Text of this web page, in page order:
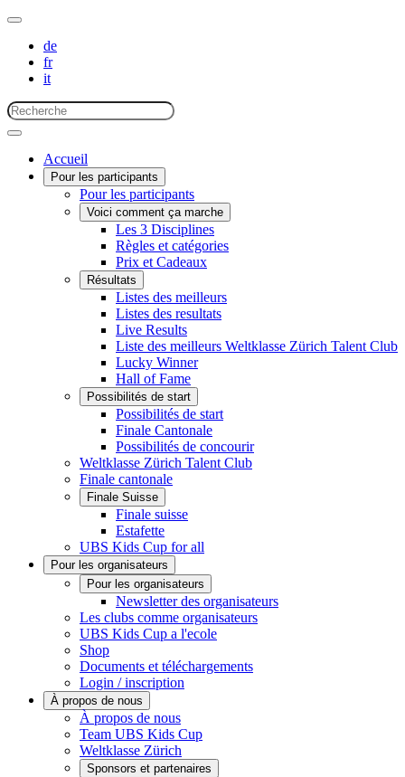
de
fr
it
Accueil
Pour les participants
Pour les participants
Voici comment ça marche
Les 3 Disciplines
Règles et catégories
Prix et Cadeaux
Résultats
Listes des meilleurs
Listes des resultats
Live Results
Liste des meilleurs Weltklasse Zürich Talent Club
Lucky Winner
Hall of Fame
Possibilités de start
Possibilités de start
Finale Cantonale
Possibilités de concourir
Weltklasse Zürich Talent Club
Finale cantonale
Finale Suisse
Finale suisse
Estafette
UBS Kids Cup for all
Pour les organisateurs
Pour les organisateurs
Newsletter des organisateurs
Les clubs comme organisateurs
UBS Kids Cup a l'ecole
Shop
Documents et téléchargements
Login / inscription
À propos de nous
À propos de nous
Team UBS Kids Cup
Weltklasse Zürich
Sponsors et partenaires